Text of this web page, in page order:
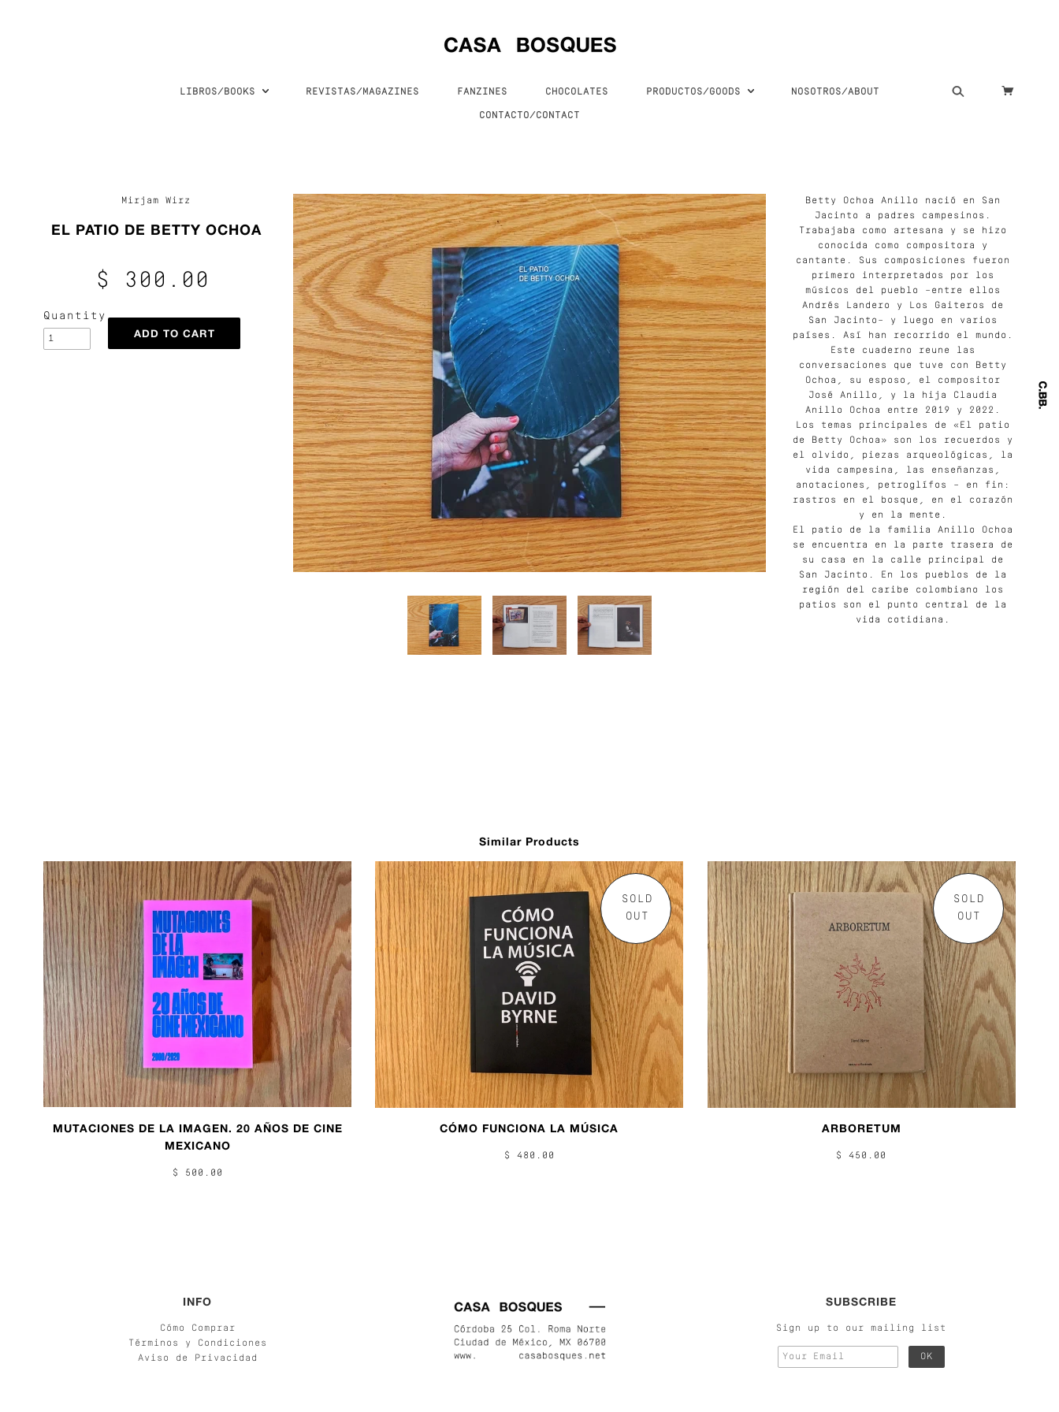
LIBROS/BOOKS REVISTAS/MAGAZINES FANZINES CHOCOLATES PRODUCTOS/GOODS NOSOTROS/ABOUT
CONTACTO/CONTACT
Mirjam Wirz
EL PATIO DE BETTY OCHOA
$ 300.00
Quantity
Betty Ochoa Anillo nació en San
Jacinto a padres campesinos.
Trabajaba como artesana y se hizo
conocida como compositora y
cantante. Sus composiciones fueron
primero interpretados por los
músicos del pueblo –entre ellos
Andrés Landero y Los Gaiteros de
San Jacinto– y luego en varios
países. Así han recorrido el mundo.
Este cuaderno reune las
conversaciones que tuve con Betty
Ochoa, su esposo, el compositor
José Anillo, y la hija Claudia
Anillo Ochoa entre 2019 y 2022.
Los temas principales de «El patio
de Betty Ochoa» son los recuerdos y
el olvido, piezas arqueológicas, la
vida campesina, las enseñanzas,
anotaciones, petroglífos – en fin:
rastros en el bosque, en el corazón
y en la mente.
El patio de la familia Anillo Ochoa
se encuentra en la parte trasera de
su casa en la calle principal de
San Jacinto. En los pueblos de la
región del caribe colombiano los
patios son el punto central de la
vida cotidiana.
Similar Products
MUTACIONES DE LA IMAGEN. 20 AÑOS DE CINE
MEXICANO
$ 500.00
SOLD
OUT
CÓMO FUNCIONA LA MÚSICA
$ 480.00
SOLD
OUT
ARBORETUM
$ 450.00
INFO
Cómo Comprar
Términos y Condiciones
Aviso de Privacidad
SUBSCRIBE
Sign up to our mailing list